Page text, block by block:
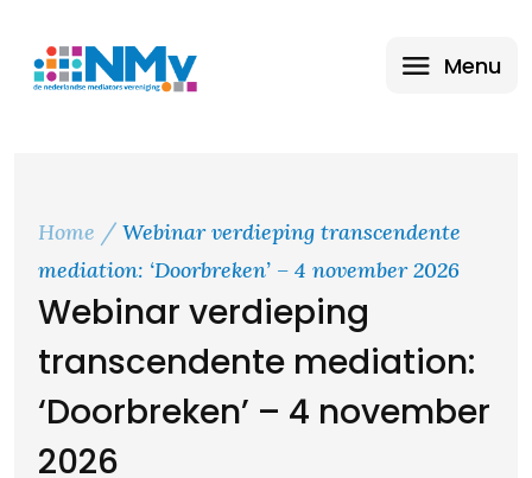
Menu
Home
Webinar verdieping transcendente
mediation: ‘Doorbreken’ – 4 november 2026
Webinar verdieping
transcendente mediation:
‘Doorbreken’ – 4 november
2026